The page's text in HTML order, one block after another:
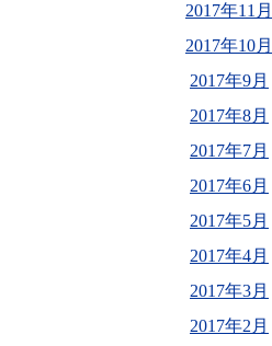
2017年11月
2017年10月
2017年9月
2017年8月
2017年7月
2017年6月
2017年5月
2017年4月
2017年3月
2017年2月